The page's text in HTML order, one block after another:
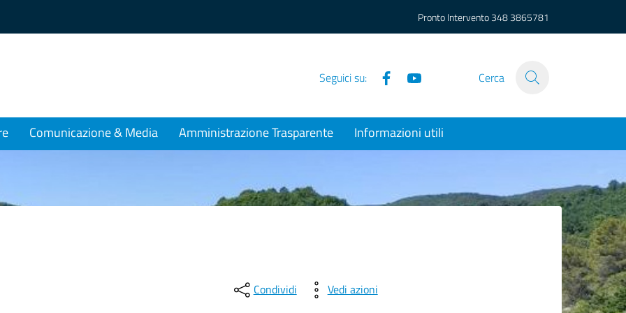
Pronto Intervento348 3865781
Seguici su: Facebook Cerca
Comunicazione & Media Amministrazione Trasparente Informazioni utili
Condividi Vedi azioni